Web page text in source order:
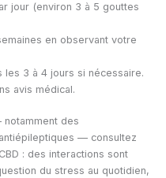
jour (environ 3 à 5 gouttes
en observant votre
3 à 4 jours si nécessaire.
avis médical.
des
— consultez
: des interactions sont
du stress au quotidien,